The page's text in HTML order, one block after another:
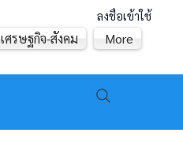
ลงชื่อเข้าใช้
เศรษฐกิจ-สังคม More